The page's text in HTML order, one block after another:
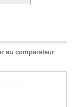
au comparateur